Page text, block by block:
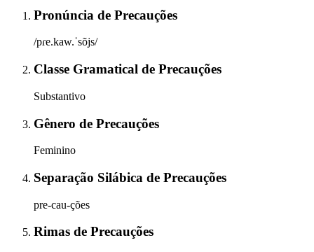
Pronúncia de Precauções
/pɾe.kaw.ˈsõjs/
Classe Gramatical de Precauções
Substantivo
Gênero de Precauções
Feminino
Separação Silábica de Precauções
pre-cau-ções
Rimas de Precauções